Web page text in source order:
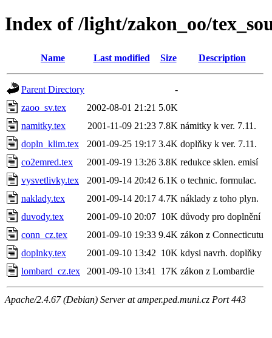
Index of /light/zakon_oo/
Name Last modified Size Description
Parent Directory
-
zaoo_sv.tex
2002-08-01 21:21 5.0K
namitky.tex
2001-11-09 21:23 7.8K námitky k ver. 7.11.
dopln_klim.tex
2001-09-25 19:17 3.4K doplňky k ver. 7.11.
co2emred.tex
2001-09-19 13:26 3.8K redukce sklen. emisí
vysvetlivky.tex
2001-09-14 20:42 6.1K o technic. formulac.
naklady.tex
2001-09-14 20:17 4.7K náklady z toho plyn.
duvody.tex
2001-09-10 20:07 10K důvody pro doplnění
conn_cz.tex
2001-09-10 19:33 9.4K zákon z Connecticutu
doplnky.tex
2001-09-10 13:42 10K kdysi navrh. doplňky
lombard_cz.tex
2001-09-10 13:41 17K zákon z Lombardie
Apache/2.4.67 (Debian) Server at amper.ped.muni.cz Port 443